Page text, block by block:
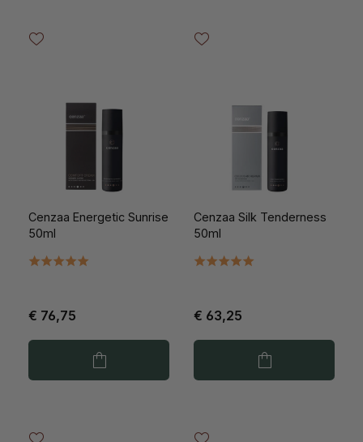
Cenzaa Energetic Sunrise
50ml
€ 76,75
Cenzaa Silk Tenderness
50ml
€ 63,25